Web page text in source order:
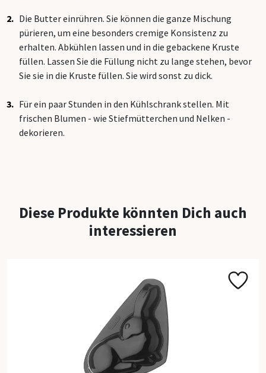
Die Butter einrühren. Sie können die ganze Mischung
pürieren, um eine besonders cremige Konsistenz zu
erhalten. Abkühlen lassen und in die gebackene Kruste
füllen. Lassen Sie die Füllung nicht zu lange stehen, bevor
Sie sie in die Kruste füllen. Sie wird sonst zu dick.
Für ein paar Stunden in den Kühlschrank stellen. Mit
frischen Blumen - wie Stiefmütterchen und Nelken -
dekorieren.
Diese Produkte könnten Dich auch
interessieren​